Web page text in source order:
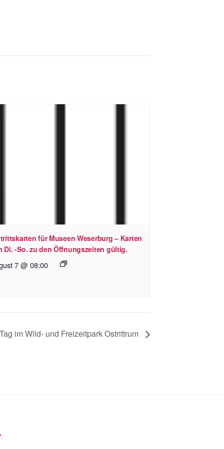
für Museen Weserburg – Karten
Di. -So. zu den Öffnungszeiten gültig.
7 @ 08:00
im Wild- und Freizeitpark Ostrittrum